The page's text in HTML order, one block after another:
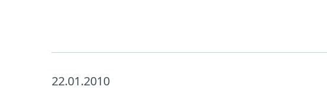
22.01.2010